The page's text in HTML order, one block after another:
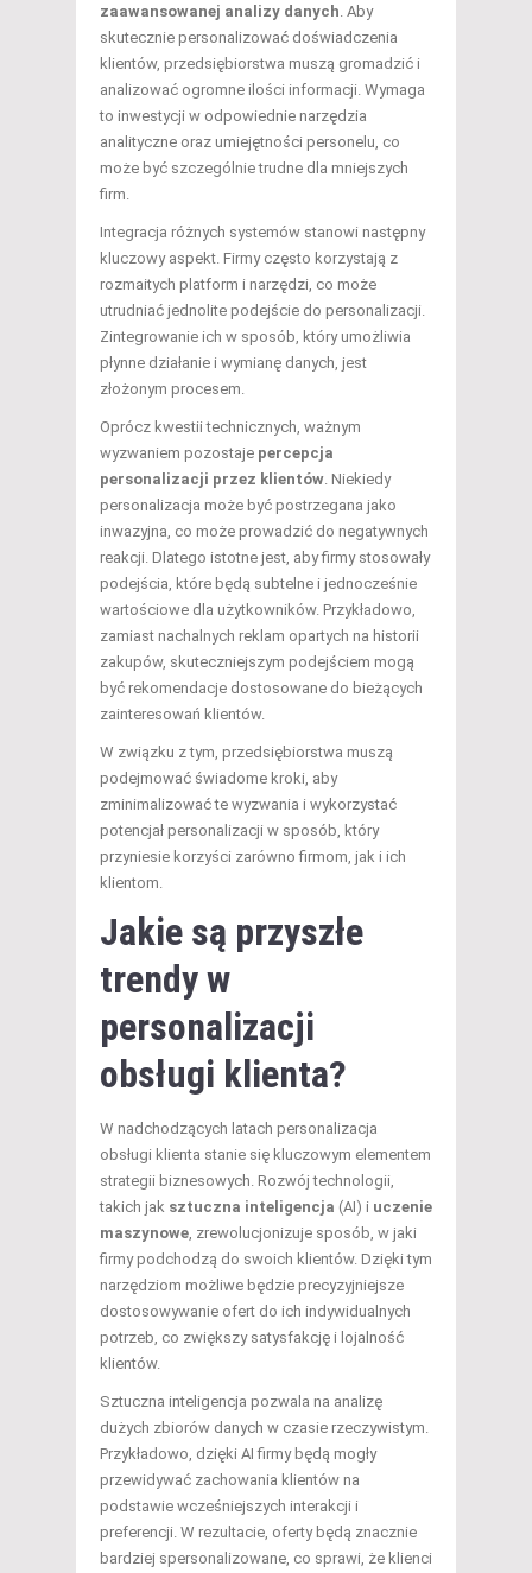
zaawansowanej analizy danych . Aby
skutecznie personalizować doświadczenia
klientów, przedsiębiorstwa muszą gromadzić i
analizować ogromne ilości informacji. Wymaga
to inwestycji w odpowiednie narzędzia
analityczne oraz umiejętności personelu, co
może być szczególnie trudne dla mniejszych
firm.
Integracja różnych systemów stanowi następny
kluczowy aspekt. Firmy często korzystają z
rozmaitych platform i narzędzi, co może
utrudniać jednolite podejście do personalizacji.
Zintegrowanie ich w sposób, który umożliwia
płynne działanie i wymianę danych, jest
złożonym procesem.
Oprócz kwestii technicznych, ważnym
wyzwaniem pozostaje percepcja
personalizacji przez klientów . Niekiedy
personalizacja może być postrzegana jako
inwazyjna, co może prowadzić do negatywnych
reakcji. Dlatego istotne jest, aby firmy stosowały
podejścia, które będą subtelne i jednocześnie
wartościowe dla użytkowników. Przykładowo,
zamiast nachalnych reklam opartych na historii
zakupów, skuteczniejszym podejściem mogą
być rekomendacje dostosowane do bieżących
zainteresowań klientów.
W związku z tym, przedsiębiorstwa muszą
podejmować świadome kroki, aby
zminimalizować te wyzwania i wykorzystać
potencjał personalizacji w sposób, który
przyniesie korzyści zarówno firmom, jak i ich
klientom.
Jakie są przyszłe
trendy w
personalizacji
obsługi klienta?
W nadchodzących latach personalizacja
obsługi klienta stanie się kluczowym elementem
strategii biznesowych. Rozwój technologii,
takich jak sztuczna inteligencja (AI) i uczenie
maszynowe , zrewolucjonizuje sposób, w jaki
firmy podchodzą do swoich klientów. Dzięki tym
narzędziom możliwe będzie precyzyjniejsze
dostosowywanie ofert do ich indywidualnych
potrzeb, co zwiększy satysfakcję i lojalność
klientów.
Sztuczna inteligencja pozwala na analizę
dużych zbiorów danych w czasie rzeczywistym.
Przykładowo, dzięki AI firmy będą mogły
przewidywać zachowania klientów na
podstawie wcześniejszych interakcji i
preferencji. W rezultacie, oferty będą znacznie
bardziej spersonalizowane, co sprawi, że klienci